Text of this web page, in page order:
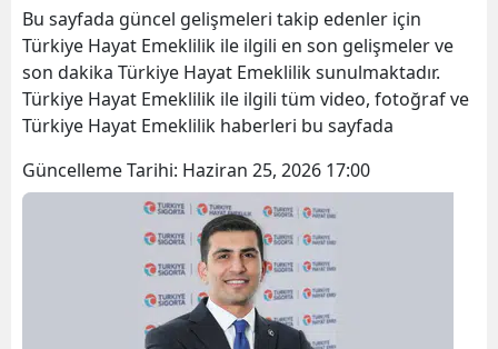
Artvin
Aydın
Balıkesir
Bilecik
Bingöl
Bitlis
Bolu
Bu sayfada güncel gelişmeleri takip edenler için
Türkiye Hayat Emeklilik ile ilgili en son gelişmeler ve
son dakika Türkiye Hayat Emeklilik sunulmaktadır.
Türkiye Hayat Emeklilik ile ilgili tüm video, fotoğraf ve
Türkiye Hayat Emeklilik haberleri bu sayfada
Güncelleme Tarihi: Haziran 25, 2026 17:00